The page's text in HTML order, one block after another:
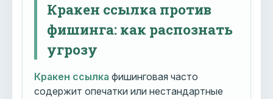
Кракен ссылка против
фишинга: как распознать
угрозу
Кракен ссылка фишинговая часто
содержит опечатки или нестандартные